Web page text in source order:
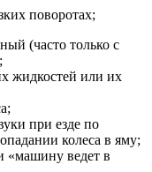
поворотах;
(часто только с
жидкостей или их
при езде по
колеса в яму;
«машину ведет в